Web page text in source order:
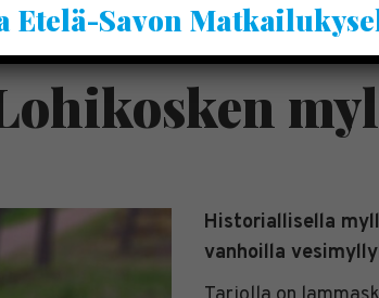
Saimaalla-kesälehti »
Historiallisella
vanhoilla
Etelä-Savon